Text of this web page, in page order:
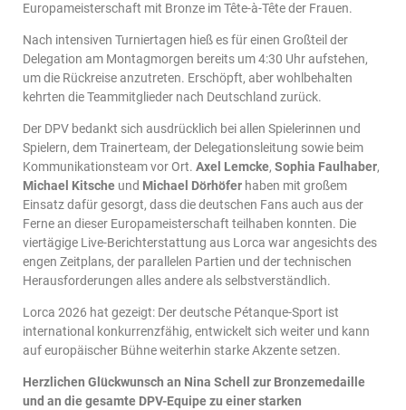
Europameisterschaft mit Bronze im Tête-à-Tête der Frauen.
Nach intensiven Turniertagen hieß es für einen Großteil der
Delegation am Montagmorgen bereits um 4:30 Uhr aufstehen,
um die Rückreise anzutreten. Erschöpft, aber wohlbehalten
kehrten die Teammitglieder nach Deutschland zurück.
Der DPV bedankt sich ausdrücklich bei allen Spielerinnen und
Spielern, dem Trainerteam, der Delegationsleitung sowie beim
Kommunikationsteam vor Ort. Axel Lemcke, Sophia Faulhaber,
Michael Kitsche und Michael Dörhöfer haben mit großem
Einsatz dafür gesorgt, dass die deutschen Fans auch aus der
Ferne an dieser Europameisterschaft teilhaben konnten. Die
viertägige Live-Berichterstattung aus Lorca war angesichts des
engen Zeitplans, der parallelen Partien und der technischen
Herausforderungen alles andere als selbstverständlich.
Lorca 2026 hat gezeigt: Der deutsche Pétanque-Sport ist
international konkurrenzfähig, entwickelt sich weiter und kann
auf europäischer Bühne weiterhin starke Akzente setzen.
Herzlichen Glückwunsch an Nina Schell zur Bronzemedaille
und an die gesamte DPV-Equipe zu einer starken